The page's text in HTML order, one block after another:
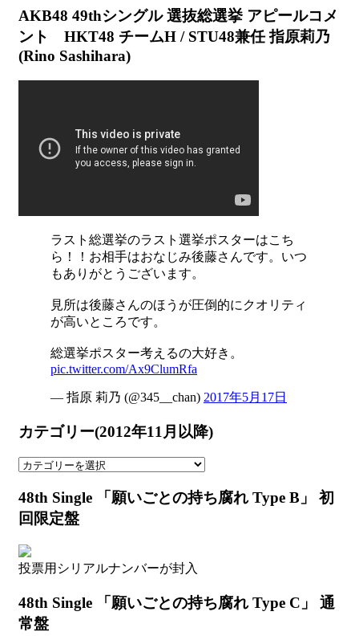
AKB48 49thシングル 選抜総選挙 アピールコメ
ント HKT48 チームH / STU48兼任 指原莉乃
(Rino Sashihara)
ラスト総選挙のラスト選挙ポスターはこち
ら！！お相手はおなじみ後藤さんです。いつ
もありがとうございます。
見所は後藤さんのほうが圧倒的にクオリティ
が高いところです。
総選挙ポスター考えるの大好き。
pic.twitter.com/Ax9ClumRfa
— 指原 莉乃 (@345__chan) 2017年5月17日
カテゴリー(2012年11月以降)
カ
ゴ
リ
(2012
年
11
月
以
降)
48th Single 「願いごとの持ち腐れ Type B」 初
回限定盤
投票用シリアルナンバーが封入
48th Single 「願いごとの持ち腐れ Type C」 通
常盤